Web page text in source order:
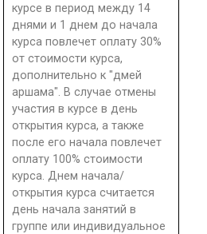
курсе в период между 14
днями и 1 днем до начала
курса повлечет оплату 30%
от стоимости курса,
дополнительно к "дмей
аршама". В случае отмены
участия в курсе в день
открытия курса, а также
после его начала повлечет
оплату 100% стоимости
курса. Днем начала/
открытия курса считается
день начала занятий в
группе или индивидуальное